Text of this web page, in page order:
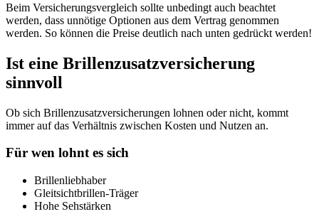
Beim Versicherungsvergleich sollte unbedingt auch beachtet
werden, dass unnötige Optionen aus dem Vertrag genommen
werden. So können die Preise deutlich nach unten gedrückt werden!
Ist eine Brillenzusatzversicherung
sinnvoll
Ob sich Brillenzusatzversicherungen lohnen oder nicht, kommt
immer auf das Verhältnis zwischen Kosten und Nutzen an.
Für wen lohnt es sich
Brillenliebhaber
Gleitsichtbrillen-Träger
Hohe Sehstärken